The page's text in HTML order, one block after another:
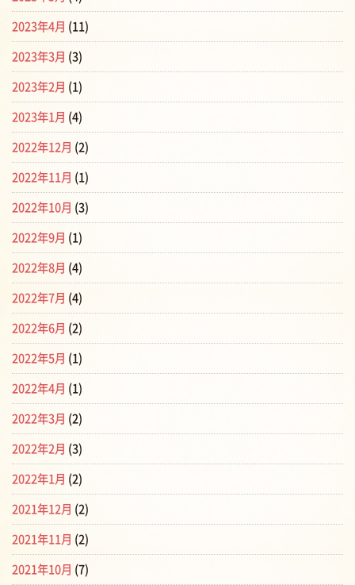
2023年4月 (11)
2023年3月 (3)
2023年2月 (1)
2023年1月 (4)
2022年12月 (2)
2022年11月 (1)
2022年10月 (3)
2022年9月 (1)
2022年8月 (4)
2022年7月 (4)
2022年6月 (2)
2022年5月 (1)
2022年4月 (1)
2022年3月 (2)
2022年2月 (3)
2022年1月 (2)
2021年12月 (2)
2021年11月 (2)
2021年10月 (7)